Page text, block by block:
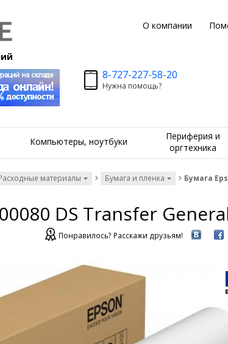
О компании
8-727-227-58-20
Нужна помощь?
Компьютеры, ноутбуки
Периферия и
оргтехника
материалы Бумага и пленка Бумага
DS Transfer
Понравилось? Расскажи друзьям!